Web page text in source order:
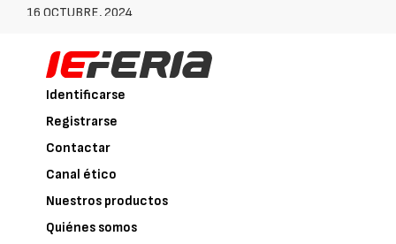
16 OCTUBRE, 2024
Identificarse
Registrarse
Contactar
Canal ético
Nuestros productos
Quiénes somos